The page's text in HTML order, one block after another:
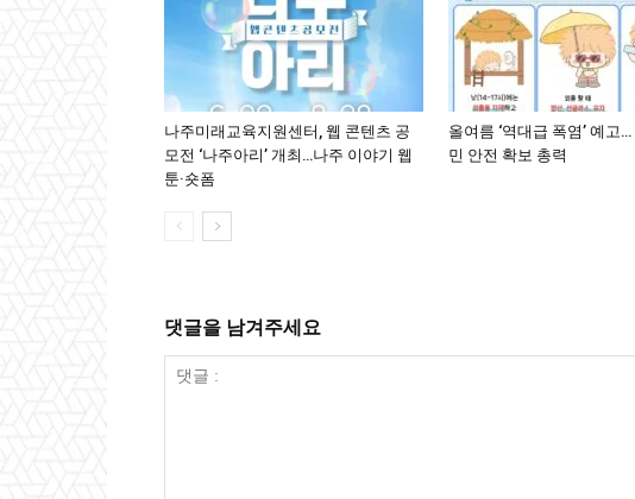
나주미래교육지원센터, 웹 콘텐츠 공
모전 ‘나주아리’ 개최…나주 이야기 웹
툰·숏폼
올여름 ‘역대급 폭염’ 예고
민 안전 확보 총력
댓글을 남겨주세요